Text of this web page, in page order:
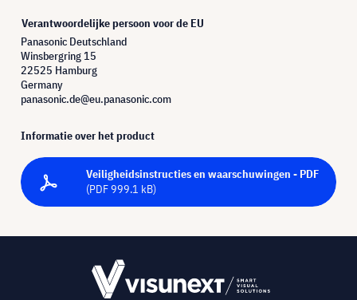
Verantwoordelijke persoon voor de EU
Panasonic Deutschland
Winsbergring 15
22525 Hamburg
Germany
panasonic.de@eu.panasonic.com
Informatie over het product
Veiligheidsinstructies en waarschuwingen - PDF
(PDF 999.1 kB)